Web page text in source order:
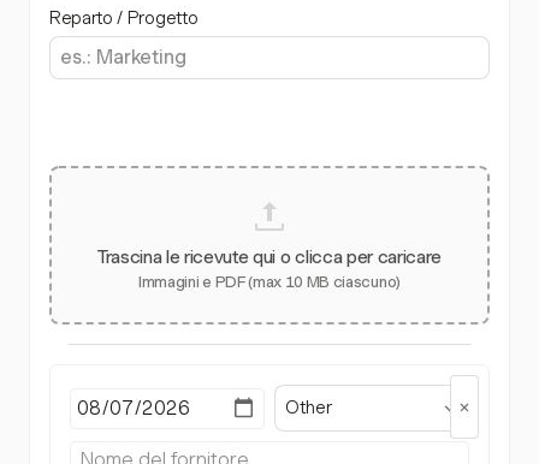
Reparto / Progetto
Trascina le ricevute qui o clicca per caricare
Immagini e PDF (max 10 MB ciascuno)
Other